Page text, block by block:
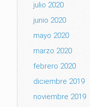
julio 2020
junio 2020
mayo 2020
marzo 2020
febrero 2020
diciembre 2019
noviembre 2019